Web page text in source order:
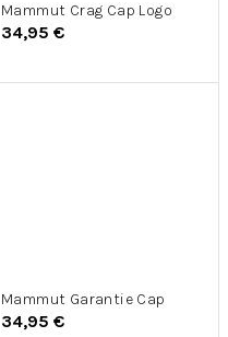
Mammut Crag Cap Logo
34,95 €
Mammut Garantie Cap
34,95 €